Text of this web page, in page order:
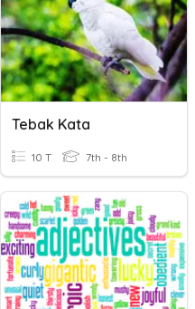
Tebak Kata
10 T 7th - 8th